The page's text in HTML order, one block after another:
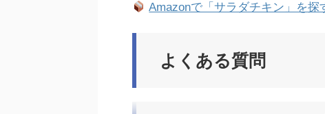
Amazonで「サラダチキン」を探
よくある質問